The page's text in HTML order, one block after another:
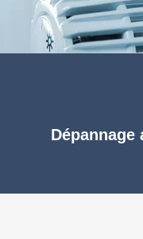
Dépannage